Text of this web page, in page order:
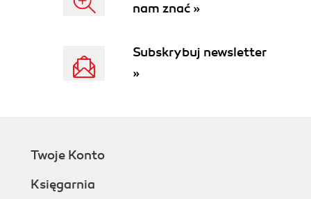
nam znać »
Subskrybuj newsletter
»
Twoje Konto
Księgarnia